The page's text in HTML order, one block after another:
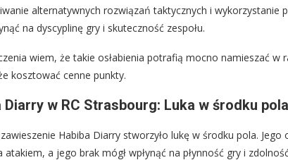
alternatywnych rozwiązań taktycznych i wykorzystanie
na dyscyplinę gry i skuteczność zespołu.
wiem, że takie osłabienia potrafią mocno namieszać w
kosztować cenne punkty.
w RC Strasbourg: Luka w środku pola
Habiba Diarry stworzyło lukę w środku pola. Jego
a jego brak mógł wpłynąć na płynność gry i